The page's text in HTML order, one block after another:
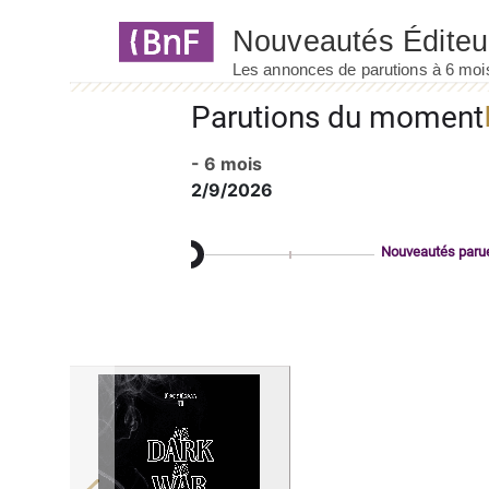
Parutions du moment
- 6 mois
2/9/2026
Nouveautés